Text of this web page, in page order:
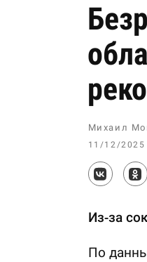
Михаил
11/12/2025
Из-за
По